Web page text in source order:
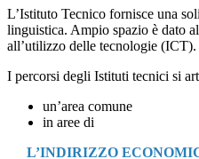
L’Istituto Tecnico fornisce una
linguistica. Ampio spazio è dato
all’utilizzo delle tecnologie (ICT).
I percorsi degli Istituti tecnici si
un’area comune
in aree di
L’INDIRIZZO